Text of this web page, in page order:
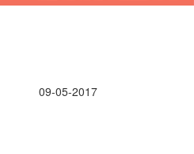
09-05-2017